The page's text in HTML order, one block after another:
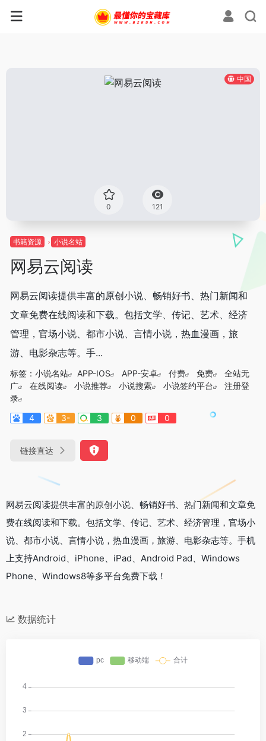
中国
0 121
书籍资源 小说名站
网易云阅读
网易云阅读提供丰富的原创小说、畅销好书、热门新闻和
文章免费在线阅读和下载。包括文学、传记、艺术、经济
管理，官场小说、都市小说、言情小说，热血漫画，旅
游、电影杂志等。手...
标签： 小说名站 APP-IOS APP-安卓 付费 免费
全站无
广
在线阅读 小说推荐 小说搜索 小说签约平台
注册登
录
4
3- 3 0 0
链接直达
网易云阅读提供丰富的原创小说、畅销好书、热门新闻和文章免
费在线阅读和下载。包括文学、传记、艺术、经济管理，官场小
说、都市小说、言情小说，热血漫画，旅游、电影杂志等。手机
上支持Android、iPhone、iPad、Android Pad、Windows
Phone、Windows8等多平台免费下载！
数据统计